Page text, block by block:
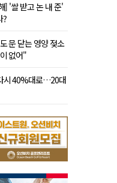
] '쌀 받고 논 내 준'
?
문 닫는 영양 젖소
없어"
시 40%대로…20대